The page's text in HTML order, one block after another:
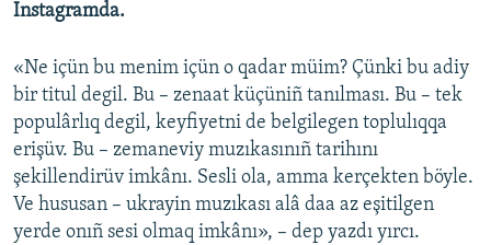
Instagramda.
«Ne içün bu menim içün o qadar müim? Çünki bu adiy
bir titul degil. Bu – zenaat küçüniñ tanılması. Bu – tek
populârlıq degil, keyfiyetni de belgilegen toplulıqqa
erişüv. Bu – zemaneviy muzıkasınıñ tarihını
şekillendirüv imkânı. Sesli ola, amma kerçekten böyle.
Ve hususan – ukrayin muzıkası alâ daa az eşitilgen
yerde onıñ sesi olmaq imkânı», – dep yazdı yırcı.